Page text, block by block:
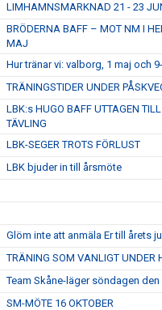
LIMHAMNSMARKNAD 21 - 23
BRÖDERNA BAFF – MOT NM I
MAJ
Hur tränar vi: valborg, 1 maj och
TRÄNINGSTIDER UNDER
LBK:s HUGO BAFF UTTAGEN
TÄVLING
LBK-SEGER TROTS FÖRLUST
LBK bjuder in till årsmöte
Glöm inte att anmäla Er till årets
TRÄNING SOM VANLIGT UNDER
Team Skåne-läger söndagen
SM-MÖTE 16 OKTOBER